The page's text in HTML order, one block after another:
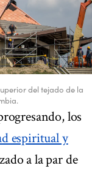
del tejado de la
los
espiritual y
a la par de